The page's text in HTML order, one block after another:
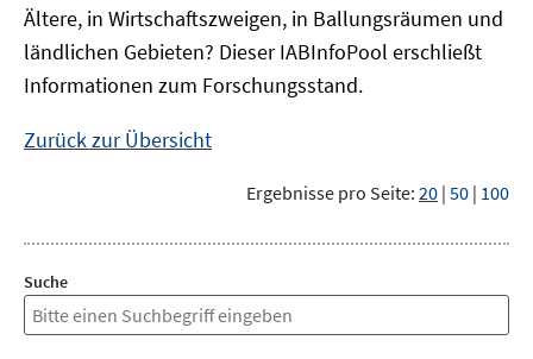
Ältere, in Wirtschaftszweigen, in Ballungsräumen und
ländlichen Gebieten? DieserIABInfoPool erschließt
Informationen zum Forschungsstand.
Zurück zur Übersicht
Ergebnisse pro Seite: 20 | 50 | 100
Suche